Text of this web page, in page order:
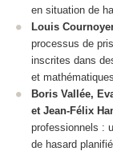
en situation de
Louis
processus de
inscrites dans
et
Boris Vallée,
et Jean-Félix
professionnels :
de hasard planifié